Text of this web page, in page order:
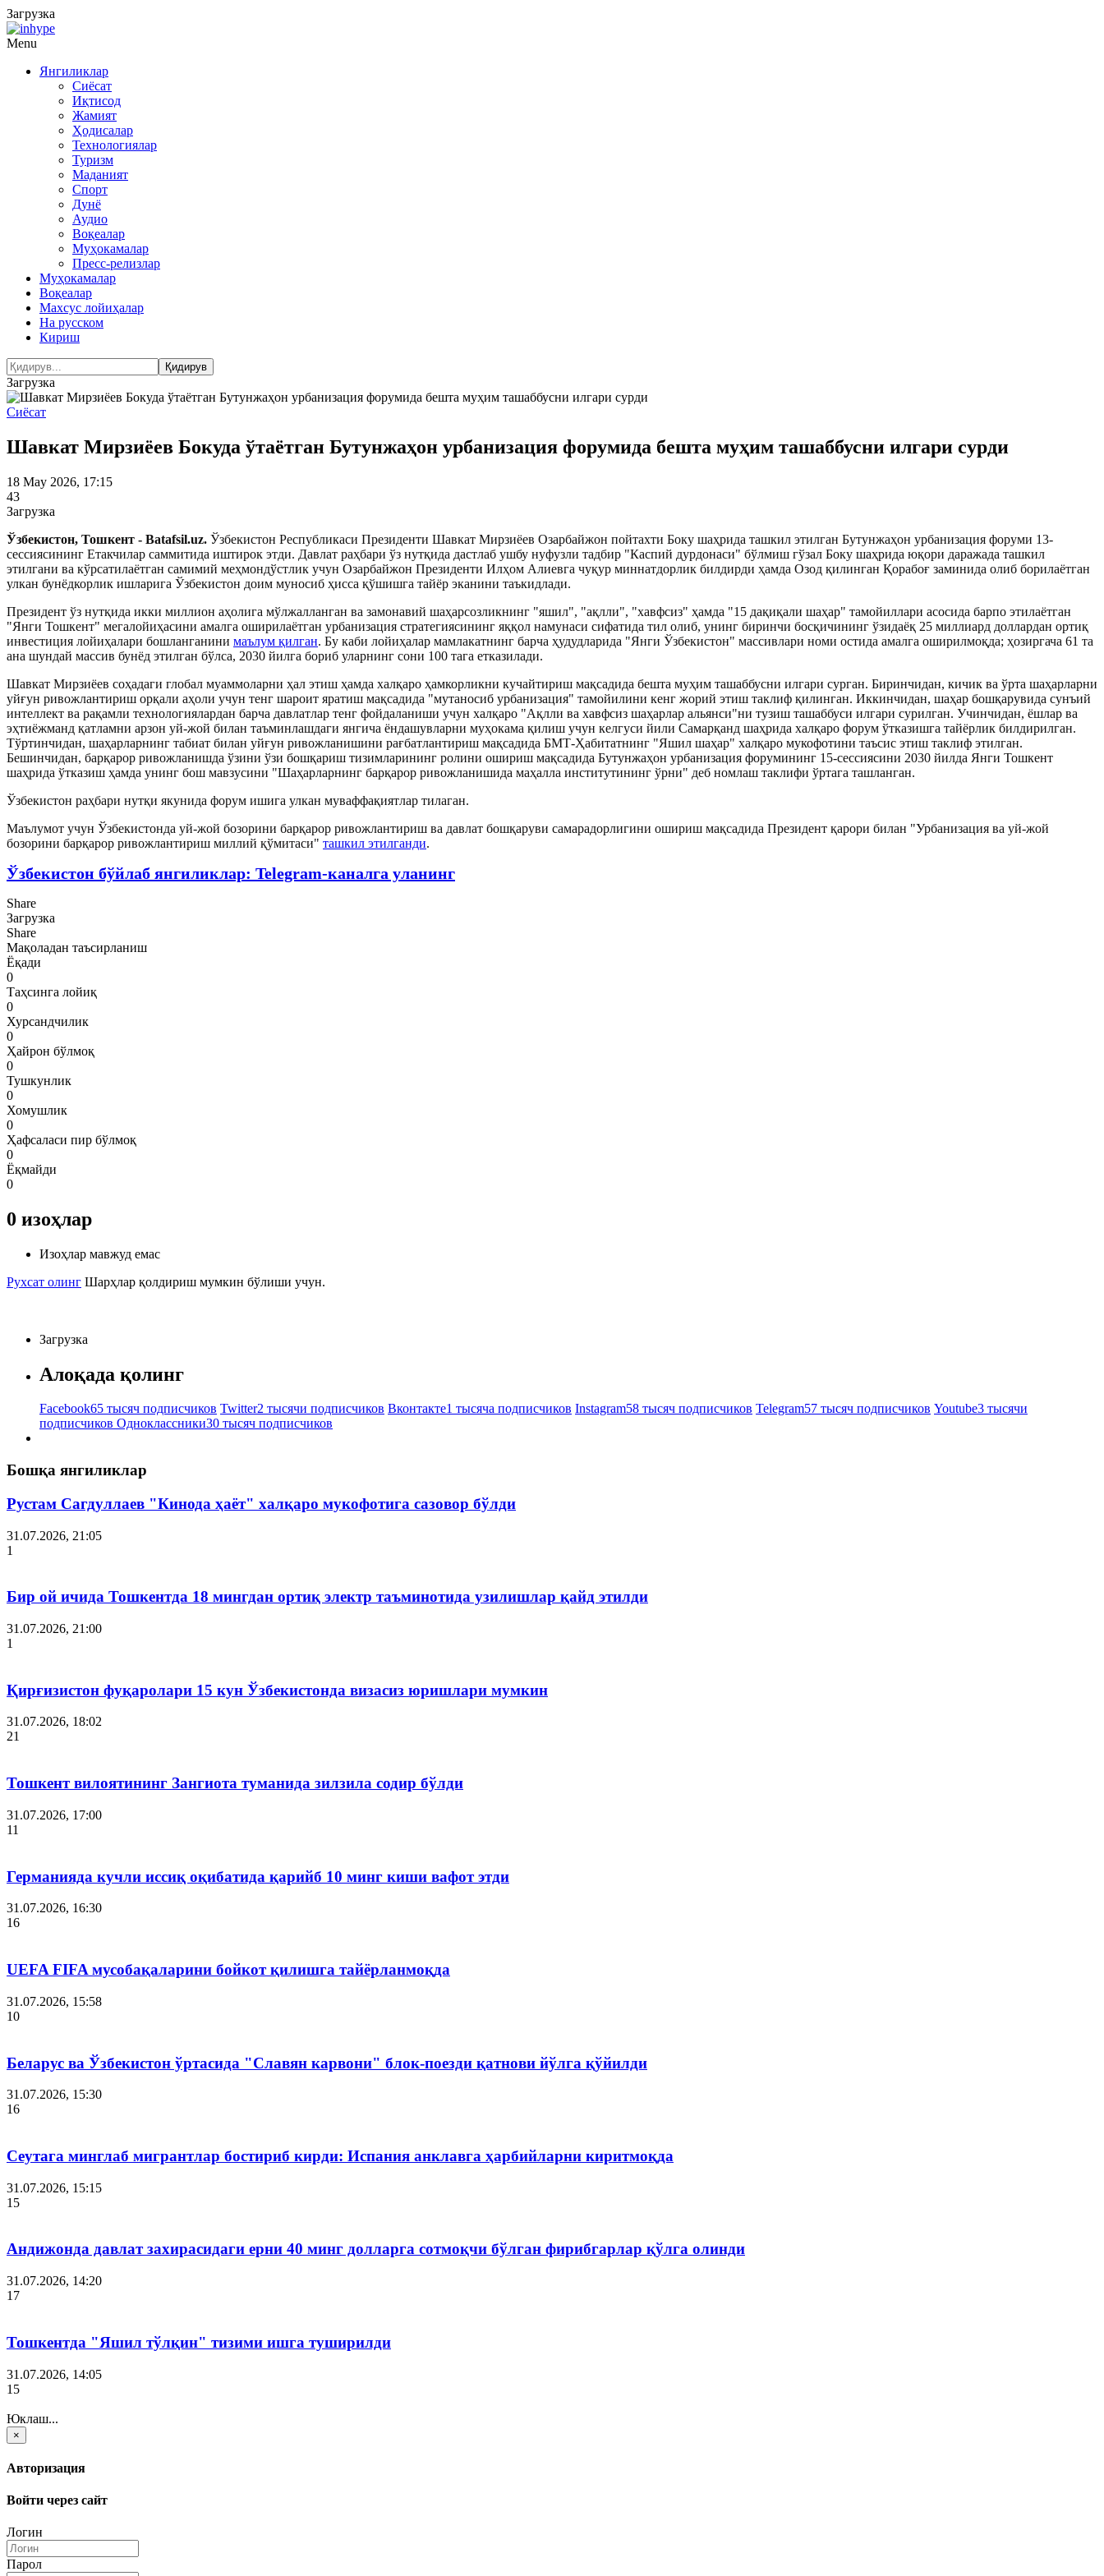
Загрузка
Menu
Янгиликлар
Сиёсат
Иқтисод
Жамият
Ҳодисалар
Технологиялар
Туризм
Маданият
Спорт
Дунё
Аудио
Воқеалар
Муҳокамалар
Пресс-релизлар
Муҳокамалар
Воқеалар
Махсус лойиҳалар
На русском
Кириш
Загрузка
Сиёсат
Шавкат Мирзиёев Бокуда ўтаётган Бутунжаҳон урбанизация форумида бешта муҳим ташаббусни илгари сурди
18 May 2026, 17:15
43
Загрузка
Ўзбекистон, Тошкент - Batafsil.uz. Ўзбекистон Республикаси Президенти Шавкат Мирзиёев Озарбайжон пойтахти Боку шаҳрида ташкил этилган Бутунжаҳон урбанизация форуми 13-
сессиясининг Етакчилар саммитида иштирок этди. Давлат раҳбари ўз нутқида дастлаб ушбу нуфузли тадбир "Каспий дурдонаси" бўлмиш гўзал Боку шаҳрида юқори даражада ташкил
этилгани ва кўрсатилаётган самимий меҳмондўстлик учун Озарбайжон Президенти Илҳом Алиевга чуқур миннатдорлик билдирди ҳамда Озод қилинган Қорабоғ заминида олиб борилаётган
улкан бунёдкорлик ишларига Ўзбекистон доим муносиб ҳисса қўшишга тайёр эканини таъкидлади.
Президент ўз нутқида икки миллион аҳолига мўлжалланган ва замонавий шаҳарсозликнинг "яшил", "ақлли", "хавфсиз" ҳамда "15 дақиқали шаҳар" тамойиллари асосида барпо этилаётган
"Янги Тошкент" мегалойиҳасини амалга оширилаётган урбанизация стратегиясининг яққол намунаси сифатида тил олиб, унинг биринчи босқичининг ўзидаёқ 25 миллиард доллардан ортиқ
инвестиция лойиҳалари бошланганини маълум қилган. Бу каби лойиҳалар мамлакатнинг барча ҳудудларида "Янги Ўзбекистон" массивлари номи остида амалга оширилмоқда; ҳозиргача 61 та
ана шундай массив бунёд этилган бўлса, 2030 йилга бориб уларнинг сони 100 тага етказилади.
Шавкат Мирзиёев соҳадаги глобал муаммоларни ҳал этиш ҳамда халқаро ҳамкорликни кучайтириш мақсадида бешта муҳим ташаббусни илгари сурган. Биринчидан, кичик ва ўрта шаҳарларни
уйғун ривожлантириш орқали аҳоли учун тенг шароит яратиш мақсадида "мутаносиб урбанизация" тамойилини кенг жорий этиш таклиф қилинган. Иккинчидан, шаҳар бошқарувида сунъий
интеллект ва рақамли технологиялардан барча давлатлар тенг фойдаланиши учун халқаро "Ақлли ва хавфсиз шаҳарлар альянси"ни тузиш ташаббуси илгари сурилган. Учинчидан, ёшлар ва
эҳтиёжманд қатламни арзон уй-жой билан таъминлашдаги янгича ёндашувларни муҳокама қилиш учун келгуси йили Самарқанд шаҳрида халқаро форум ўтказишга тайёрлик билдирилган.
Тўртинчидан, шаҳарларнинг табиат билан уйғун ривожланишини рағбатлантириш мақсадида БМТ-Ҳабитатнинг "Яшил шаҳар" халқаро мукофотини таъсис этиш таклиф этилган.
Бешинчидан, барқарор ривожланишда ўзини ўзи бошқариш тизимларининг ролини ошириш мақсадида Бутунжаҳон урбанизация форумининг 15-сессиясини 2030 йилда Янги Тошкент
шаҳрида ўтказиш ҳамда унинг бош мавзусини "Шаҳарларнинг барқарор ривожланишида маҳалла институтининг ўрни" деб номлаш таклифи ўртага ташланган.
Ўзбекистон раҳбари нутқи якунида форум ишига улкан муваффақиятлар тилаган.
Маълумот учун Ўзбекистонда уй-жой бозорини барқарор ривожлантириш ва давлат бошқаруви самарадорлигини ошириш мақсадида Президент қарори билан "Урбанизация ва уй-жой
бозорини барқарор ривожлантириш миллий қўмитаси" ташкил этилганди.
Ўзбекистон бўйлаб янгиликлар: Telegram-каналга уланинг
Share
Загрузка
Share
Мақоладан таъсирланиш
Ёқади
0
Таҳсинга лойиқ
0
Хурсандчилик
0
Ҳайрон бўлмоқ
0
Тушкунлик
0
Хомушлик
0
Ҳафсаласи пир бўлмоқ
0
Ёқмайди
0
0 изоҳлар
Изоҳлар мавжуд емас
Рухсат олинг Шарҳлар қолдириш мумкин бўлиши учун.
Загрузка
Алоқада қолинг
Facebook65 тысяч подписчиков Twitter2 тысячи подписчиков Вконтакте1 тысяча подписчиков Instagram58 тысяч подписчиков Telegram57 тысяч подписчиков Youtube3 тысячи
подписчиков Одноклассники30 тысяч подписчиков
Бошқа янгиликлар
Рустам Сагдуллаев "Кинода ҳаёт" халқаро мукофотига сазовор бўлди
31.07.2026, 21:05
1
Бир ой ичида Тошкентда 18 мингдан ортиқ электр таъминотида узилишлар қайд этилди
31.07.2026, 21:00
1
Қирғизистон фуқаролари 15 кун Ўзбекистонда визасиз юришлари мумкин
31.07.2026, 18:02
21
Тошкент вилоятининг Зангиота туманида зилзила содир бўлди
31.07.2026, 17:00
11
Германияда кучли иссиқ оқибатида қарийб 10 минг киши вафот этди
31.07.2026, 16:30
16
UEFA FIFA мусобақаларини бойкот қилишга тайёрланмоқда
31.07.2026, 15:58
10
Беларус ва Ўзбекистон ўртасида "Славян карвони" блок-поезди қатнови йўлга қўйилди
31.07.2026, 15:30
16
Сеутага минглаб мигрантлар бостириб кирди: Испания анклавга ҳарбийларни киритмоқда
31.07.2026, 15:15
15
Андижонда давлат захирасидаги ерни 40 минг долларга сотмоқчи бўлган фирибгарлар қўлга олинди
31.07.2026, 14:20
17
Тошкентда "Яшил тўлқин" тизими ишга туширилди
31.07.2026, 14:05
15
Юклаш...
×
Авторизация
Войти через сайт
Логин
Парол